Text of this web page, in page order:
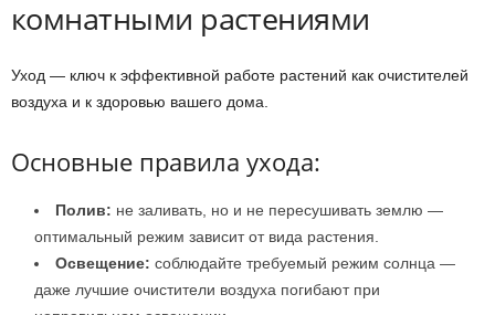
комнатными растениями
Уход — ключ к эффективной работе растений как очистителей
воздуха и к здоровью вашего дома.
Основные правила ухода:
Полив: не заливать, но и не пересушивать землю —
оптимальный режим зависит от вида растения.
Освещение: соблюдайте требуемый режим солнца —
даже лучшие очистители воздуха погибают при